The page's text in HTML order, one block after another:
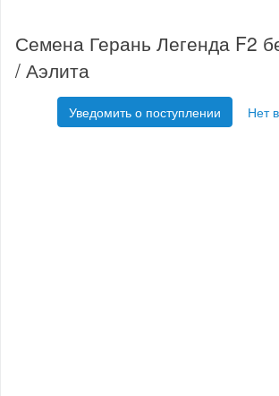
Семена Герань Легенда F2
/ Аэлита
Уведомить о поступлении Нет